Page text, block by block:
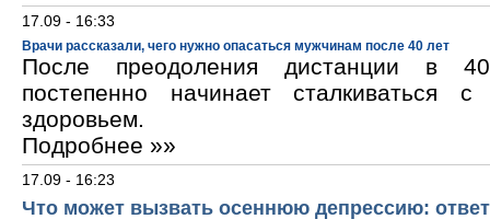
17.09 - 16:33
Врачи рассказали, чего нужно опасаться мужчинам после 40 лет
После преодоления дистанции в
постепенно начинает сталкиваться
здоровьем.
Подробнее »»
17.09 - 16:23
Что может вызвать осеннюю депрессию: